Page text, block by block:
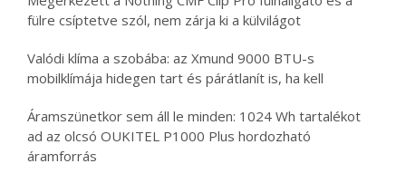
fülre csíptetve szól, nem zárja ki a külvilágot
Valódi klíma a szobába: az Xmund 9000 BTU-s
mobilklímája hidegen tart és párátlanít is, ha kell
Áramszünetkor sem áll le minden: 1024 Wh tartalékot
ad az olcsó OUKITEL P1000 Plus hordozható
áramforrás